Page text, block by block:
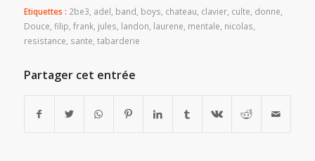
Etiquettes : 2be3 adel band boys chateau clavier, culte donne
Douce filip frank, jules landon laurene mentale nicolas
resistance sante tabarderie
Partager cet entrée